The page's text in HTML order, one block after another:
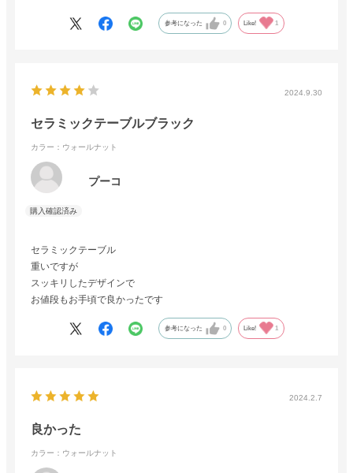
参考になった 0 Like! 1
2024.9.30
セラミックテーブルブラック
カラー：ウォールナット
プーコ
セラミックテーブル
重いですが
スッキリしたデザインで
お値段もお手頃で良かったです
参考になった 0 Like! 1
2024.2.7
良かった
カラー：ウォールナット